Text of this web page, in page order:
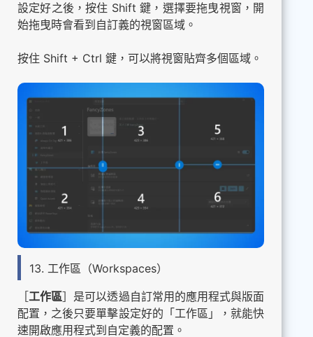
設定好之後，按住 Shift 鍵，選擇要拖曳視窗，開
始拖曳時會看到自訂義的視窗區域。
按住 Shift + Ctrl 鍵，可以將視窗貼齊多個區域。
13. 工作區（Workspaces）
［工作區］是可以透過自訂常用的應用程式與版面
配置，之後只要單擊設定好的「工作區」，就能快
速開啟應用程式到自定義的配置。